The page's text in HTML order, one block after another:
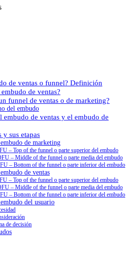
de ventas o funnel? Definición
de ventas?
funnel de ventas o de marketing?
del embudo
embudo de ventas y el embudo de
y sus etapas
de marketing
– Top of the funnel o parte superior del embudo
– Middle of the funnel o parte media del embudo
– Bottom of the funnel o parte inferior del embudo
de ventas
– Top of the funnel o parte superior del embudo
– Middle of the funnel o parte media del embudo
– Bottom of the funnel o parte inferior del embudo
del usuario
de decisión